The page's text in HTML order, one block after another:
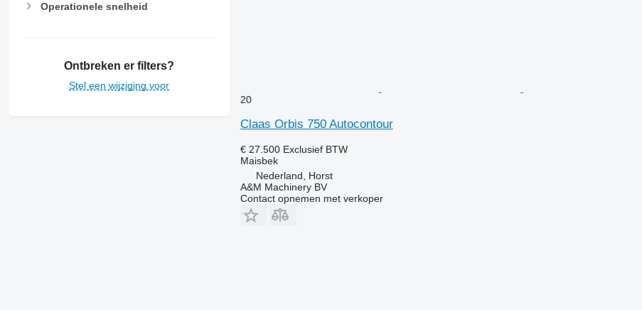
Operationele snelheid
Ontbreken er filters?
Stel een wijziging voor
20
Claas Orbis 750 Autocontour
€ 27.500 Exclusief BTW
Maisbek
Nederland, Horst
A&M Machinery BV
Contact opnemen met verkoper